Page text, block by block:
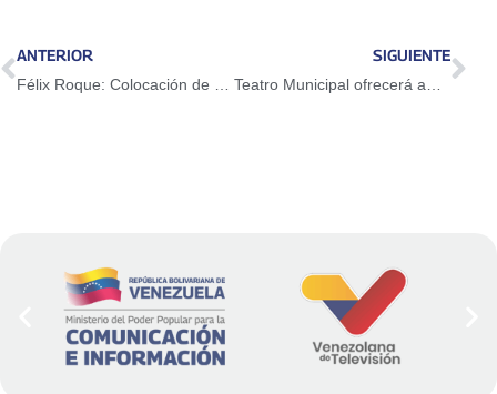
ANTERIOR SIGUIENTE